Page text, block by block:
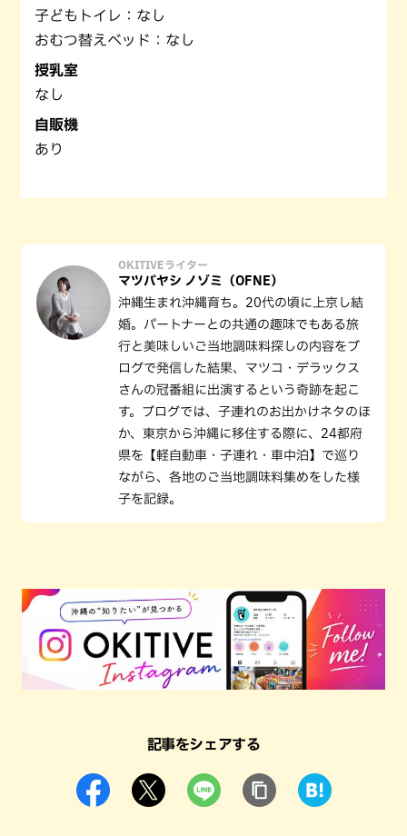
子どもトイレ：なし
おむつ替えベッド：なし
授乳室
なし
自販機
あり
OKITIVEライター
マツバヤシ ノゾミ（OFNE）
沖縄生まれ沖縄育ち。20代の頃に上京し結
婚。パートナーとの共通の趣味でもある旅
行と美味しいご当地調味料探しの内容をブ
ログで発信した結果、マツコ・デラックス
さんの冠番組に出演するという奇跡を起こ
す。ブログでは、子連れのお出かけネタのほ
か、東京から沖縄に移住する際に、24都府
県を【軽自動車・子連れ・車中泊】で巡り
ながら、各地のご当地調味料集めをした様
子を記録。
記事をシェアする